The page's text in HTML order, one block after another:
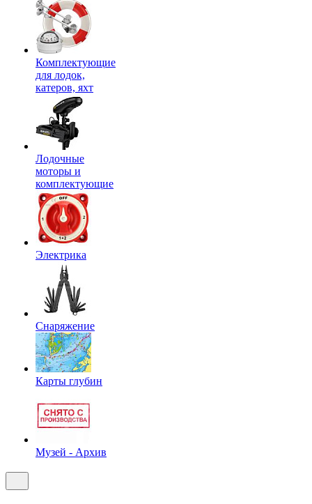
Комплектующие
для лодок,
катеров, яхт
Лодочные
моторы и
комплектующие
Электрика
Снаряжение
Карты глубин
Музей - Архив